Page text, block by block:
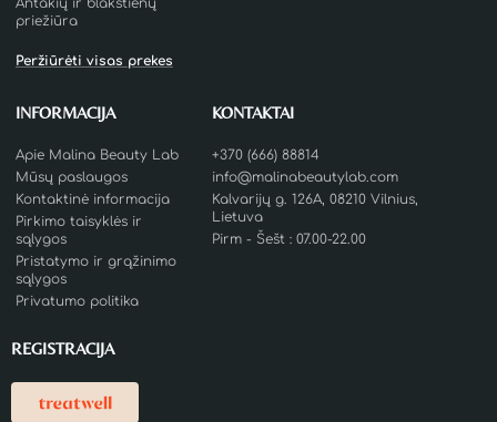
Antakių ir blakstienų
priežiūra
Peržiūrėti visas prekes
INFORMACIJA
Apie Malina Beauty Lab
Mūsų paslaugos
Kontaktinė informacija
Pirkimo taisyklės ir
sąlygos
Pristatymo ir grąžinimo
sąlygos
Privatumo politika
KONTAKTAI
+370 (666) 88814
info@malinabeautylab.com
Kalvarijų g. 126A, 08210 Vilnius,
Lietuva
Pirm - Šešt : 07.00-22.00
REGISTRACIJA